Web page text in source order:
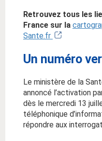
Retrouvez tous les
France sur la
Sante.fr
Un numéro
Le ministère de la
annoncé l’activation
dès le mercredi 13
téléphonique
répondre aux